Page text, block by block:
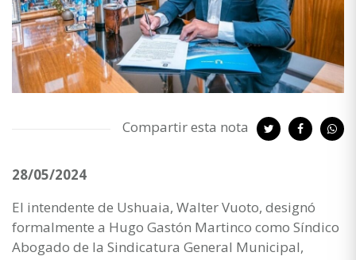
Compartir esta nota
28/05/2024
El intendente de Ushuaia, Walter Vuoto, designó
formalmente a Hugo Gastón Martinco como Síndico
Abogado de la Sindicatura General Municipal,